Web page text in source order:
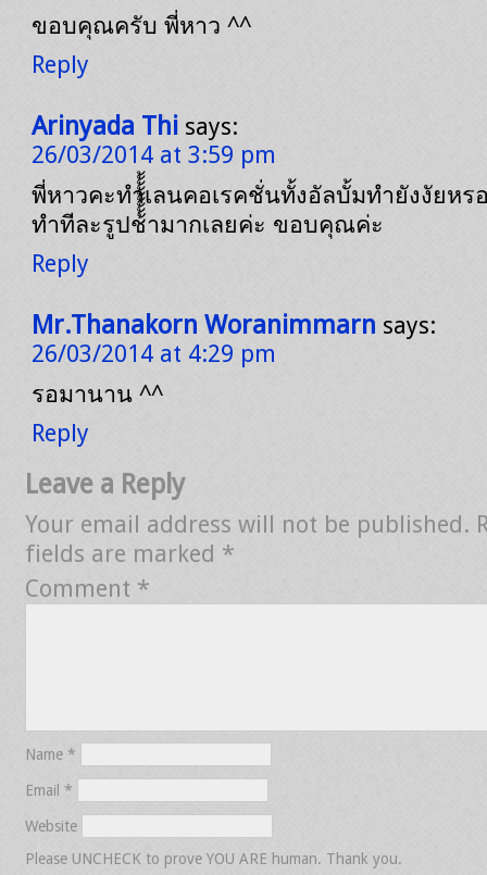
ขอบคุณครับ พี่หาว ^^
Reply
Arinyada Thi says:
26/03/2014 at 3:59 pm
พี่หาวคะทำเลนคอเรคชั่นทั้งอัลบั้มทำยังงัยหร
ทำทีละรูปช้้้้้้้้้ามากเลยค่ะ ขอบคุณค่ะ
Reply
Mr.Thanakorn Woranimmarn says:
26/03/2014 at 4:29 pm
รอมานาน ^^
Reply
Leave a Reply
Your email address will not be published.
fields are marked *
Comment *
Name *
Email *
Website
Please UNCHECK to prove YOU ARE human. Thank you.